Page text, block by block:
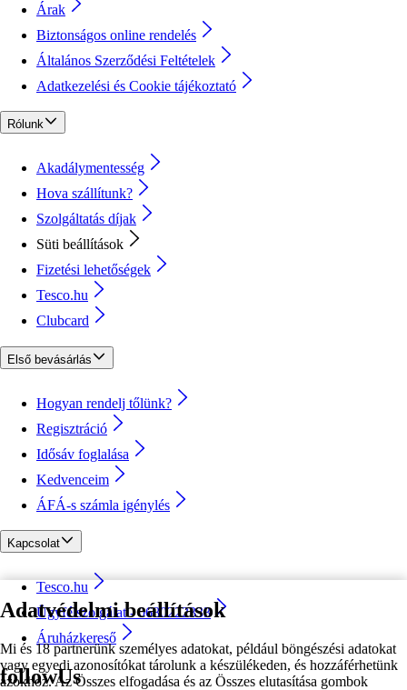
Adatvédelmi beállítások
Mi és 18 partnerünk személyes adatokat, például böngészési adatokat
vagy egyedi azonosítókat tárolunk a készülékeden, és hozzáférhetünk
azokhoz. Az Összes elfogadása és az Összes elutasítása gombok
Árak
Biztonságos online rendelés
Általános Szerződési Feltételek
Adatkezelési és Cookie tájékoztató
Rólunk
Akadálymentesség
Hova szállítunk?
Szolgáltatás díjak
Süti beállítások
Fizetési lehetőségek
Tesco.hu
Clubcard
Első bevásárlás
Hogyan rendelj tőlünk?
Regisztráció
Idősáv foglalása
Kedvenceim
ÁFÁ-s számla igénylés
Kapcsolat
Tesco.hu
Ügyfélszolgálat - 0680222333
Áruházkereső
followUs